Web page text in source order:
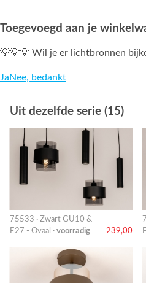
Toegevoegd aan je
💡💡💡 Wil je er lichtbronnen
JaNee, bedankt
Uit dezelfde serie (15)
75533 · Zwart GU10 &
E27 - Ovaal · voorradig 239,00